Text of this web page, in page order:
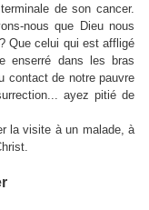
de son cancer.
nous que Dieu nous
Que celui qui est affligé
enserré dans les bras
contact de notre pauvre
ayez pitié de
la visite à un malade, à